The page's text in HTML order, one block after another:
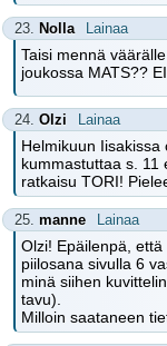
23. Nolla Lainaa
Taisi mennä
joukossa MATS??
24. Olzi Lainaa
Helmikuun
kummastuttaa s. 11
ratkaisu TORI!
25. manne Lainaa
Olzi! Epäilenpä,
piilosana sivulla 6
minä siihen
tavu).
Milloin saataneen